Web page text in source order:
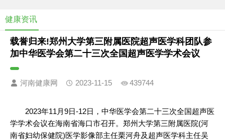
健康资讯
载誉归来!郑州大学第三附属医院超声医学科团队参
加中华医学会第二十三次全国超声医学学术会议
河南健康网 2023-11-15 439744
2023年11月9日-12日，中华医学会第二十三次全国超声医
学学术会议在海南省海口市召开。郑州大学第三附属医院(河
南省妇幼保健院)医学影像部主任栗河舟及超声医学科主任吴